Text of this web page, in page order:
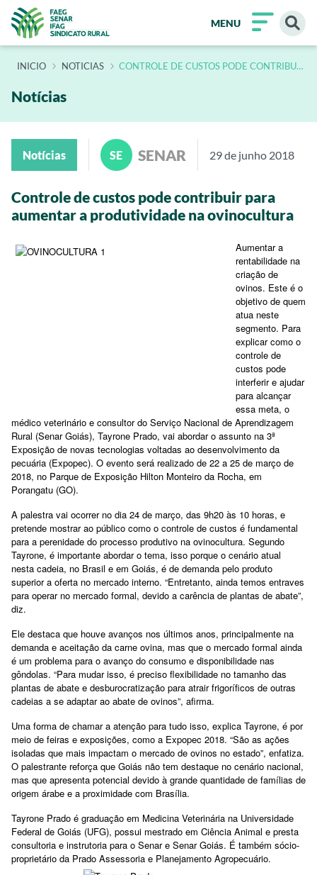
MENU
INÍCIO NOTICIAS CONTROLE DE CUSTOS PODE CONTRIBUIR
Notícias
Notícias SE SENAR 29 de junho 2018
Controle de custos pode contribuir para
aumentar a produtividade na ovinocultura
Aumentar a
rentabilidade na
criação de
ovinos. Este é o
objetivo de quem
atua neste
segmento. Para
explicar como o
controle de
custos pode
interferir e ajudar
para alcançar
essa meta, o
médico veterinário e consultor do Serviço Nacional de Aprendizagem
Rural (Senar Goiás), Tayrone Prado, vai abordar o assunto na 3ª
Exposição de novas tecnologias voltadas ao desenvolvimento da
pecuária (Expopec). O evento será realizado de 22 a 25 de março de
2018, no Parque de Exposição Hilton Monteiro da Rocha, em
Porangatu (GO).
A palestra vai ocorrer no dia 24 de março, das 9h20 às 10 horas, e
pretende mostrar ao público como o controle de custos é fundamental
para a perenidade do processo produtivo na ovinocultura. Segundo
Tayrone, é importante abordar o tema, isso porque o cenário atual
nesta cadeia, no Brasil e em Goiás, é de demanda pelo produto
superior a oferta no mercado interno. “Entretanto, ainda temos entraves
para operar no mercado formal, devido a carência de plantas de abate”,
diz.
Ele destaca que houve avanços nos últimos anos, principalmente na
demanda e aceitação da carne ovina, mas que o mercado formal ainda
é um problema para o avanço do consumo e disponibilidade nas
gôndolas. “Para mudar isso, é preciso flexibilidade no tamanho das
plantas de abate e desburocratização para atrair frigoríficos de outras
cadeias a se adaptar ao abate de ovinos”, afirma.
Uma forma de chamar a atenção para tudo isso, explica Tayrone, é por
meio de feiras e exposições, como a Expopec 2018. “São as ações
isoladas que mais impactam o mercado de ovinos no estado”, enfatiza.
O palestrante reforça que Goiás não tem destaque no cenário nacional,
mas que apresenta potencial devido à grande quantidade de famílias de
origem árabe e a proximidade com Brasília.
Tayrone Prado é graduação em Medicina Veterinária na Universidade
Federal de Goiás (UFG), possui mestrado em Ciência Animal e presta
consultoria e instrutoria para o Senar e Senar Goiás. É também sócio-
proprietário da Prado Assessoria e Planejamento Agropecuário.